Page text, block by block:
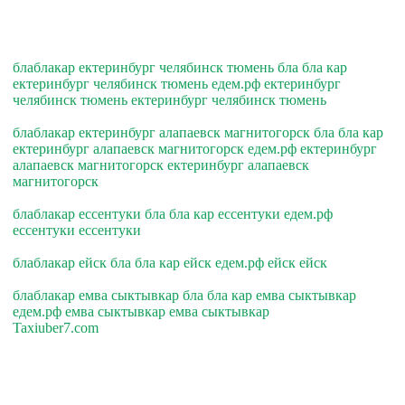
блаблакар ектеринбург челябинск тюмень бла бла кар
ектеринбург челябинск тюмень едем.рф ектеринбург
челябинск тюмень ектеринбург челябинск тюмень
блаблакар ектеринбург алапаевск магнитогорск бла бла кар
ектеринбург алапаевск магнитогорск едем.рф ектеринбург
алапаевск магнитогорск ектеринбург алапаевск
магнитогорск
блаблакар ессентуки бла бла кар ессентуки едем.рф
ессентуки ессентуки
блаблакар ейск бла бла кар ейск едем.рф ейск ейск
блаблакар емва сыктывкар бла бла кар емва сыктывкар
едем.рф емва сыктывкар емва сыктывкар
Taxiuber7.com